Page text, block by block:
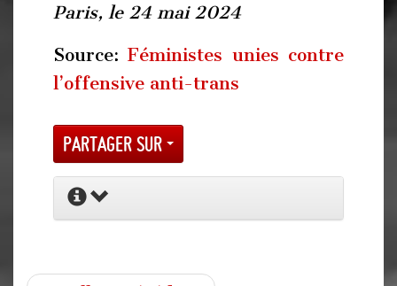
Paris, le 24 mai 2024
Source:Féministes unies contre
l’offensive anti-trans
Partager sur